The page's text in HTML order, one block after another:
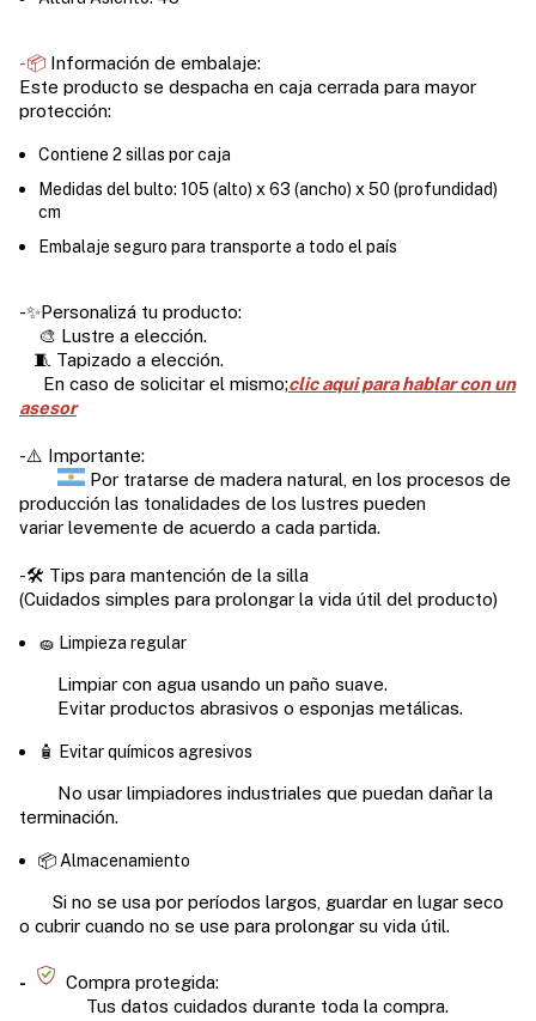
-📦 Información de embalaje:
Este producto se despacha en caja cerrada para mayor
protección:
Contiene 2 sillas por caja
Medidas del bulto: 105 (alto) x 63 (ancho) x 50 (profundidad)
cm
Embalaje seguro para transporte a todo el país
-✨Personalizá tu producto:
🎨 Lustre a elección.
🧵 Tapizado a elección.
En caso de solicitar el mismo;clic aqui para hablar con un
asesor
-⚠️ Importante:
Por tratarse de madera natural, en los procesos de
producción las tonalidades de los lustres pueden
variar levemente de acuerdo a cada partida.
-🛠️ Tips para mantención de la silla
(Cuidados simples para prolongar la vida útil del producto)
🧽 Limpieza regular
Limpiar con agua usando un paño suave.
Evitar productos abrasivos o esponjas metálicas.
🧴 Evitar químicos agresivos
No usar limpiadores industriales que puedan dañar la
terminación.
📦 Almacenamiento
Si no se usa por períodos largos, guardar en lugar seco
o cubrir cuando no se use para prolongar su vida útil.
-
Compra protegida:
Tus datos cuidados durante toda la compra.